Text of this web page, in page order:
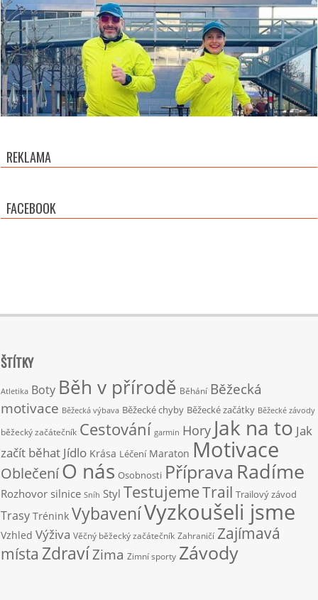
REKLAMA
FACEBOOK
ŠTÍTKY
Atletika Boty Běh v přírodě Běhání Běžecká
motivace Běžecká výbava Běžecké chyby Běžecké začátky Běžecké závody
běžecký začátečník Cestování garmin Hory Jak na to Jak
začít běhat Jídlo Krása Léčení Maraton Motivace
OblečeníO nás Osobnosti Příprava Radíme
Rozhovor silnice Sníh Styl TestujemeTrail Trailový závod
Trasy Trénink VybaveníVyzkoušeli jsme
Vzhled Výživa Věčný běžecký začátečník Zahraničí Zajímavá
místa ZdravíZima Zimní sporty Závody